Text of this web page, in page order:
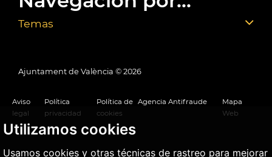
Utilizamos cookies
Usamos cookies y otras técnicas de rastreo para mejorar
Temas
Ajuntament de València © 2026
Aviso
legal
Política
privacidad
Política de
cookies
Agencia Antifraude
Mapa
Web